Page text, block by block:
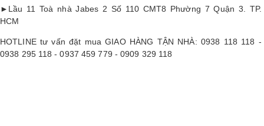
►Lầu 11 Toà nhà Jabes 2 Số 110 CMT8 Phường 7 Quận 3. TP.
HCM
HOTLINE tư vấn đặt mua GIAO HÀNG TẬN NHÀ: 0938 118 118 -
0938 295 118 - 0937 459 779 - 0909 329 118